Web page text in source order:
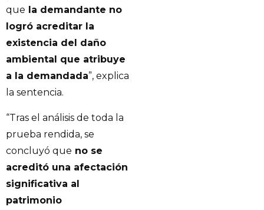
que la demandante no
logró acreditar la
existencia del daño
ambiental que atribuye
a la demandada”, explica
la sentencia.
“Tras el análisis de toda la
prueba rendida, se
concluyó que no se
acreditó una afectación
significativa al
patrimonio